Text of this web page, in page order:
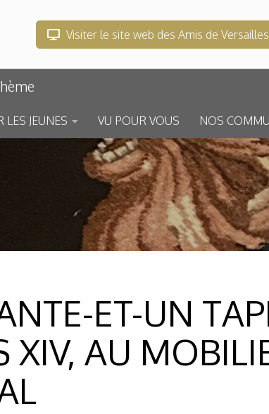
Visiter le site web des Amis de Versailles
LES JEUNES VU POUR VOUS NOS
ET-UN
XIV, AU